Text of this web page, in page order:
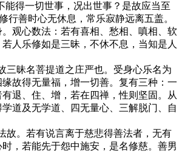
能得一切世事，况出世事？是故应当至
善时心无休息，常乐寂静远离五盖。
观心数法：若有喜相、愁相、嗔相、软
人乐修如是三昧，不休不息，当知是人
三昧名菩提道之庄严也。受身心乐名为
故得无量福，增一切善。复有三种：一
退、住、增，若在四禅，性则坚固。从
道及无学道、四无量心、三解脱门、自
故。若有说言离于慈悲得善法者，无有
，若能先于怨中施安，是名修慈。善男